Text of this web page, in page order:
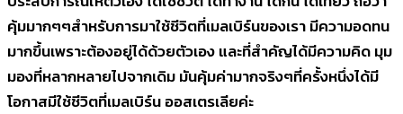
คุ้มมากๆๆสำหรับการมาใช้ชีวิตที่เมลเบิร์นของเรา มีความอดทน
มากขึ้นเพราะต้องอยู่ได้ด้วยตัวเอง และที่สำคัญได้มีความคิด มุม
มองที่หลากหลายไปจากเดิม มันคุ้มค่ามากจริงๆที่ครั้งหนึ่งได้มี
โอกาสมีใช้ชีวิตที่เมลเบิร์น ออสเตรเลียค่ะ